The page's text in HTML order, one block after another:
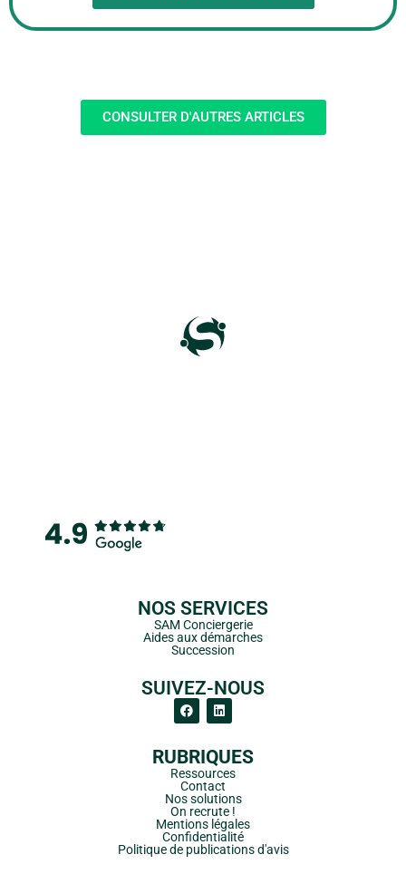
CONSULTER D'AUTRES ARTICLES
NOS SERVICES
SAM Conciergerie
Aides aux démarches
Succession
SUIVEZ-NOUS
RUBRIQUES
Ressources
Contact
Nos solutions
On recrute !
Mentions légales
Confidentialité
Politique de publications d'avis